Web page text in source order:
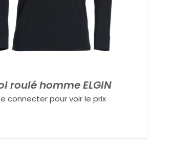
roulé homme ELGIN
connecter pour voir le prix